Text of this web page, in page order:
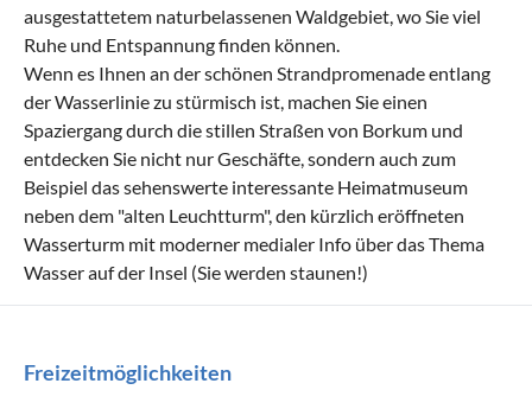
ausgestattetem naturbelassenen Waldgebiet, wo Sie viel
Ruhe und Entspannung finden können.
Wenn es Ihnen an der schönen Strandpromenade entlang
der Wasserlinie zu stürmisch ist, machen Sie einen
Spaziergang durch die stillen Straßen von Borkum und
entdecken Sie nicht nur Geschäfte, sondern auch zum
Beispiel das sehenswerte interessante Heimatmuseum
neben dem "alten Leuchtturm", den kürzlich eröffneten
Wasserturm mit moderner medialer Info über das Thema
Wasser auf der Insel (Sie werden staunen!)
Freizeitmöglichkeiten